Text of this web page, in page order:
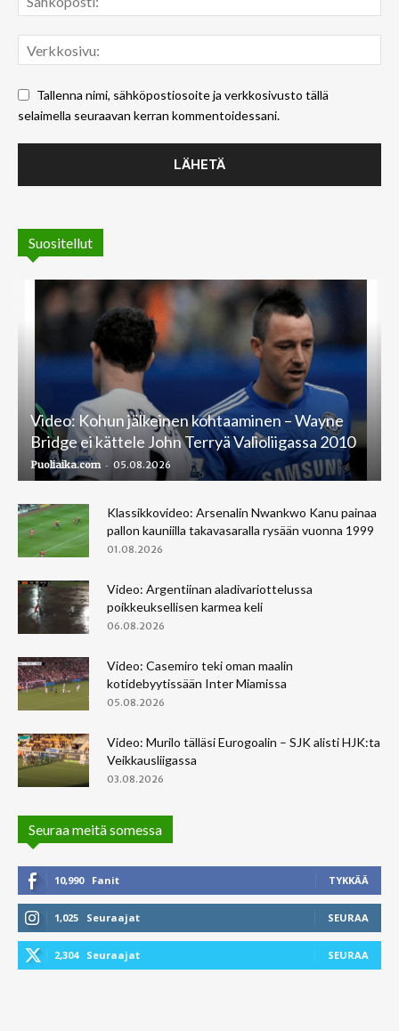
Tallenna nimi, sähköpostiosoite ja verkkosivusto tällä
selaimella seuraavan kerran kommentoidessani.
Suositellut
Video: Kohun jälkeinen kohtaaminen – Wayne
Bridge ei kättele John Terryä Valioliigassa 2010
Puoliaika.com - 05.08.2026
Klassikkovideo: Arsenalin Nwankwo Kanu painaa
pallon kauniilla takavasaralla rysään vuonna 1999
01.08.2026
Video: Argentiinan aladivariottelussa
poikkeuksellisen karmea keli
06.08.2026
Video: Casemiro teki oman maalin
kotidebyytissään Inter Miamissa
05.08.2026
Video: Murilo tälläsi Eurogoalin – SJK alisti HJK:ta
Veikkausliigassa
03.08.2026
Seuraa meitä somessa
10,990 Fanit TYKKÄÄ
1,025 Seuraajat SEURAA
2,304 Seuraajat SEURAA